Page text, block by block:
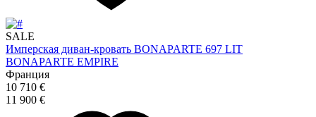
SALE
Имперская диван-кровать BONAPARTE 697 LIT
BONAPARTE EMPIRE
Франция
10 710 €
11 900 €